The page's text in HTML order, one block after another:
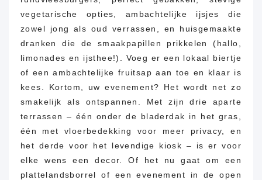
vegetarische opties, ambachtelijke ijsjes die
zowel jong als oud verrassen, en huisgemaakte
dranken die de smaakpapillen prikkelen (hallo,
limonades en ijsthee!). Voeg er een lokaal biertje
of een ambachtelijke fruitsap aan toe en klaar is
kees. Kortom, uw evenement? Het wordt net zo
smakelijk als ontspannen. Met zijn drie aparte
terrassen – één onder de bladerdak in het gras,
één met vloerbedekking voor meer privacy, en
het derde voor het levendige kiosk – is er voor
elke wens een decor. Of het nu gaat om een
plattelandsborrel of een evenement in de open